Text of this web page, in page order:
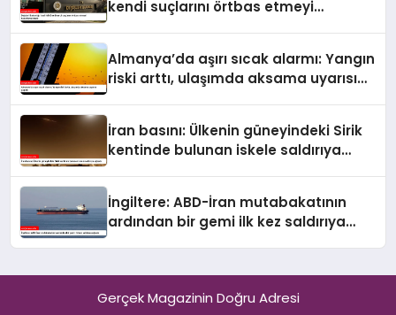
kendi suçlarını örtbas etmeyi
Almanya’da aşırı sıcak alarmı: Yangın
riski arttı, ulaşımda aksama uyarısı
İran basını: Ülkenin güneyindeki Sirik
kentinde bulunan iskele saldırıya
İngiltere: ABD-İran mutabakatının
ardından bir gemi ilk kez saldırıya
Gerçek Magazinin Doğru Adresi